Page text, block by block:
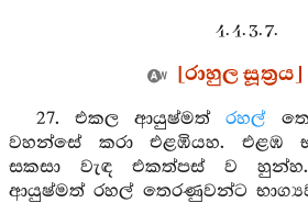
4. 4. 3. 7.
[රාහුල සූත්‍රය]
27. එකල ආයුෂ්මත්රහල්
වහන්සේ කරා එළඹියහ. එළඹ
සකසා වැඳ එකත්පස් ව
ආයුෂ්මත් රහල් තෙරණුවන්ට